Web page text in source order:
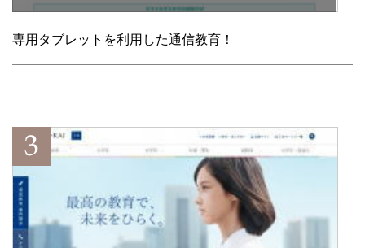
専用タブレットを利用した通信教育！